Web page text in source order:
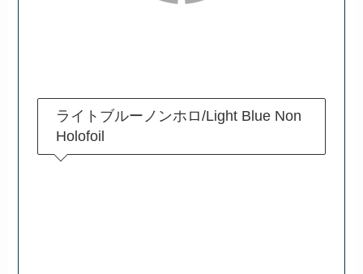
ライトブルーノンホロ/Light Blue Non
Holofoil